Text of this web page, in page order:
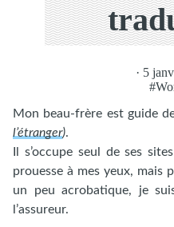
· 5
Mon beau-frère est guide
l’étranger).
Il s’occupe seul de ses
prouesse à mes yeux, mais
un peu acrobatique, je
l’assureur.